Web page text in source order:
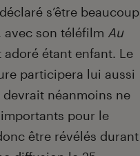
s’être beaucoup
avec son téléfilm Au
adoré étant enfant. Le
participera lui aussi
néanmoins ne
pour le
être révélés durant